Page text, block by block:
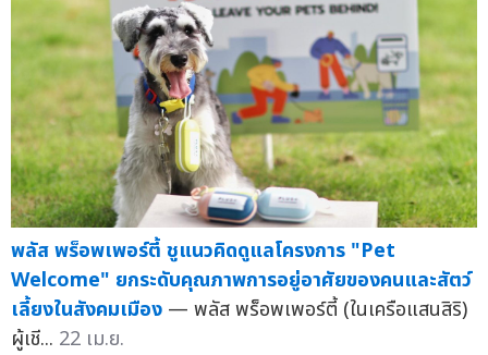
พลัส พร็อพเพอร์ตี้ ชูแนวคิดดูแลโครงการ "Pet
Welcome" ยกระดับคุณภาพการอยู่อาศัยของคนและสัตว์
เลี้ยงในสังคมเมือง — พลัส พร็อพเพอร์ตี้ (ในเครือแสนสิริ)
ผู้เชี... 22 เม.ย.